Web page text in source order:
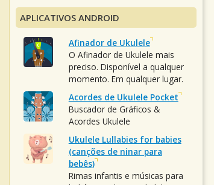
APLICATIVOS ANDROID
Afinador de Ukulele
O Afinador de Ukulele mais
preciso. Disponível a qualquer
momento. Em qualquer lugar.
Acordes de Ukulele Pocket
Buscador de Gráficos &
Acordes Ukulele
Ukulele Lullabies for babies
(canções de ninar para
bebês)
Rimas infantis e músicas para